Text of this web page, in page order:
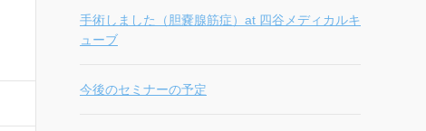
手術しました（胆嚢腺筋症）at 四谷メディカルキ
ューブ
今後のセミナーの予定